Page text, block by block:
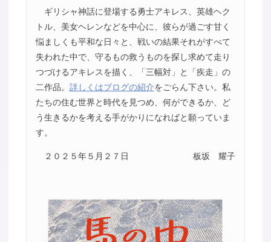
ギリシャ神話に登場する勇士アキレス、英雄ヘク
トル、美女ヘレンなどを中心に、彼らが過ごす甘く
悩ましくも平和な日々と、戦いの結果それがすべて
失われた中で、守るもの救うものを探し求めて走り
つづけるアキレスを描く、「三幅対」と「疾走」の
二作品。 詳しくはブログの紹介をごらん下さい。私
たちの住む世界と時代を見つめ、何ができるか、ど
う生きるかを考える手がかりになればと願っていま
す。
２０２５年５月２７日 板坂 耀子